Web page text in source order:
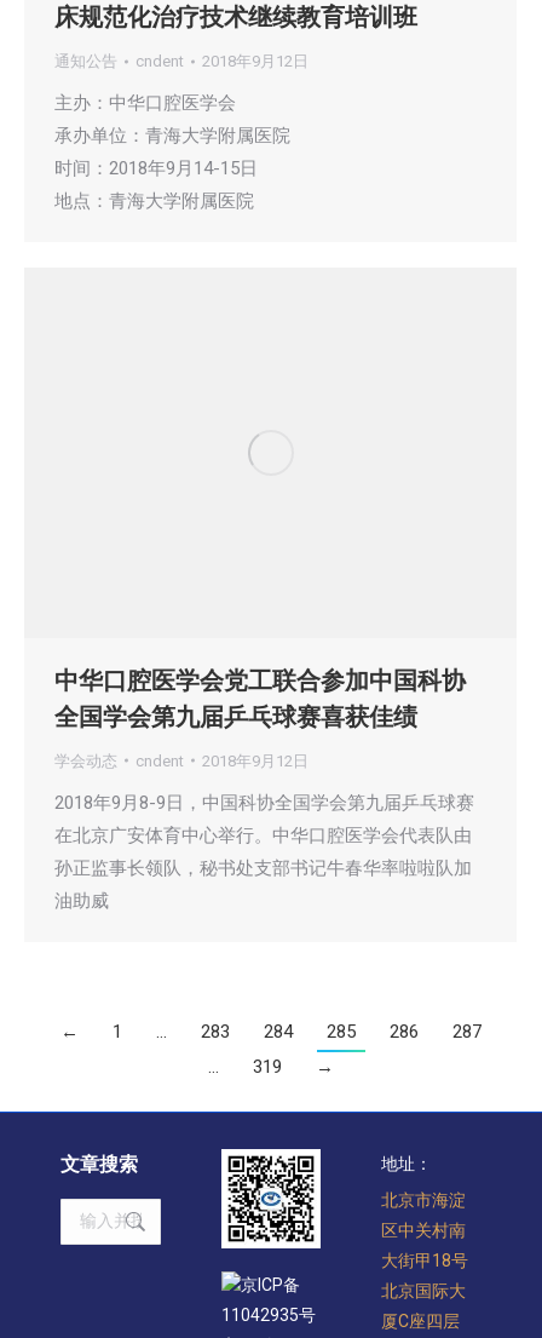
床规范化治疗技术继续教育培训班
通知公告 cndent 2018年9月12日
主办：中华口腔医学会
承办单位：青海大学附属医院
时间：2018年9月14-15日
地点：青海大学附属医院
中华口腔医学会党工联合参加中国科协
全国学会第九届乒乓球赛喜获佳绩
学会动态 cndent 2018年9月12日
2018年9月8-9日，中国科协全国学会第九届乒乓球赛
在北京广安体育中心举行。中华口腔医学会代表队由
孙正监事长领队，秘书处支部书记牛春华率啦啦队加
油助威
← 1 … 283 284 285 286
287
…
319 →
文章搜索
Search:
京ICP备
11042935号
地址：
北京市海淀
区中关村南
大街甲18号
北京国际大
厦C座四层